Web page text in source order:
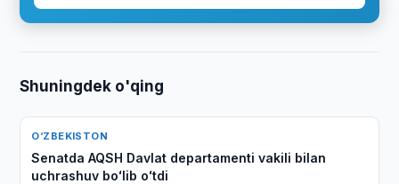
Shuningdek o'qing
O‘ZBEKISTON
Senatda AQSH Davlat departamenti vakili bilan
uchrashuv boʻlib oʻtdi